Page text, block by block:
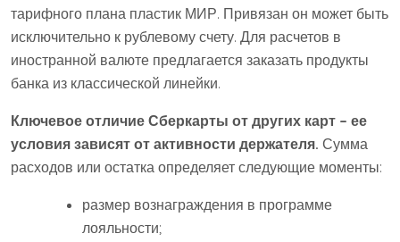
тарифного плана пластик МИР. Привязан он может быть
исключительно к рублевому счету. Для расчетов в
иностранной валюте предлагается заказать продукты
банка из классической линейки.
Ключевое отличие Сберкарты от других карт – ее
условия зависят от активности держателя. Сумма
расходов или остатка определяет следующие моменты:
размер вознаграждения в программе
лояльности;